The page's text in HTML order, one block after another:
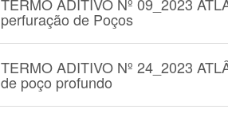
perfuração de Poços
TERMO ADITIVO Nº 24_2023
de poço profundo